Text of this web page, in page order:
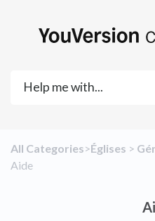
All Categories​>​​Églises ​ > ​
Aide